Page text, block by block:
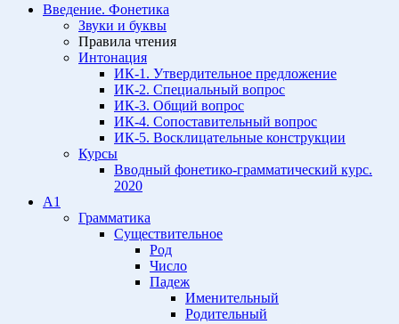
Введение. Фонетика
Звуки и буквы
Правила чтения
Интонация
ИК-1. Утвердительное предложение
ИК-2. Специальный вопрос
ИК-3. Общий вопрос
ИК-4. Сопоставительный вопрос
ИК-5. Восклицательные конструкции
Курсы
Вводный фонетико-грамматический курс.
2020
A1
Грамматика
Существительное
Род
Число
Падеж
Именительный
Родительный